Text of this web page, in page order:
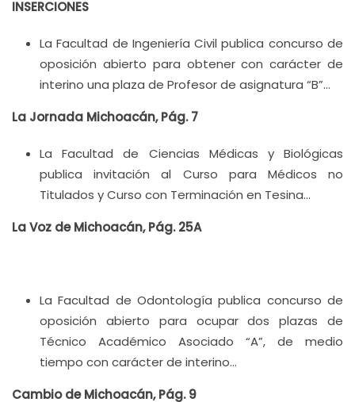
INSERCIONES
La Facultad de Ingeniería Civil publica concurso de
oposición abierto para obtener con carácter de
interino una plaza de Profesor de asignatura “B”…
La Jornada Michoacán, Pág. 7
La Facultad de Ciencias Médicas y Biológicas
publica invitación al Curso para Médicos no
Titulados y Curso con Terminación en Tesina…
La Voz de Michoacán, Pág. 25A
La Facultad de Odontología publica concurso de
oposición abierto para ocupar dos plazas de
Técnico Académico Asociado “A”, de medio
tiempo con carácter de interino…
Cambio de Michoacán, Pág. 9